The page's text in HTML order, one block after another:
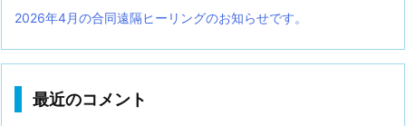
2026年4月の合同遠隔ヒーリングのお知らせです。
最近のコメント